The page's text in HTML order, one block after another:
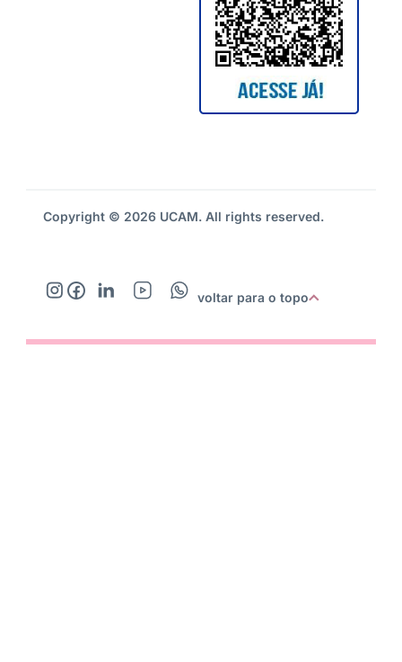
Copyright © 2026 UCAM. All rights reserved.
voltar para o topo